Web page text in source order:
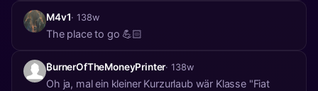
M4v1· 138w
The place to go 💪🏻
₿urnerOfTheMoneyPrinter· 138w
Oh ja, mal ein kleiner Kurzurlaub wär Klasse "Fiat